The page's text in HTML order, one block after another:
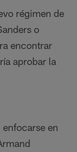
régimen de
o
encontrar
aprobar la
en